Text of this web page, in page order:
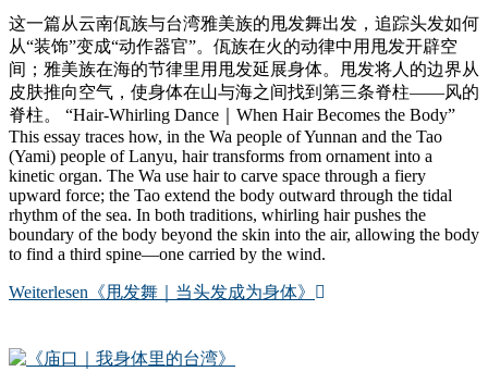
这一篇从云南佤族与台湾雅美族的甩发舞出发，追踪头发如何
从“装饰”变成“动作器官”。佤族在火的动律中用甩发开辟空
间；雅美族在海的节律里用甩发延展身体。甩发将人的边界从
皮肤推向空气，使身体在山与海之间找到第三条脊柱——风的
脊柱。 “Hair-Whirling Dance｜When Hair Becomes the Body”
This essay traces how, in the Wa people of Yunnan and the Tao
(Yami) people of Lanyu, hair transforms from ornament into a
kinetic organ. The Wa use hair to carve space through a fiery
upward force; the Tao extend the body outward through the tidal
rhythm of the sea. In both traditions, whirling hair pushes the
boundary of the body beyond the skin into the air, allowing the body
to find a third spine—one carried by the wind.
Weiterlesen 《甩发舞｜当头发成为身体》